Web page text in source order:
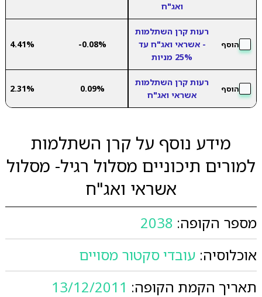
ואג"ח
הוסף
רעות קרן השתלמות
- אשראי ואג"ח עד
25% מניות
-0.08%
4.41%
הוסף
רעות קרן השתלמות
אשראי ואג"ח
0.09%
2.31%
מידע נוסף על קרן השתלמות
למורים תיכוניים מסלול רגיל- מסלול
אשראי ואג"ח
מספר הקופה: 2038
אוכלוסיה: עובדי סקטור מסויים
תאריך הקמת הקופה: 13/12/2011